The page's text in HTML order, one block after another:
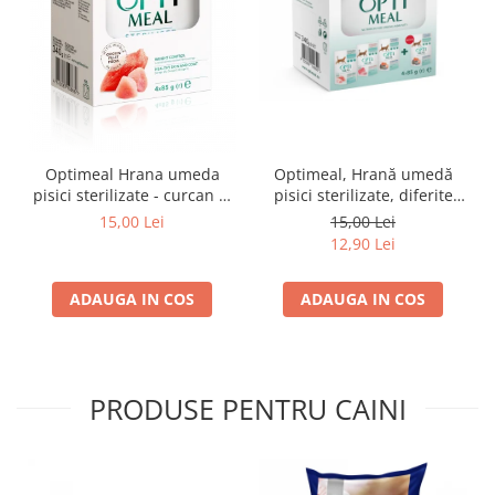
Optimeal Hrana umeda
pisici sterilizate - curcan si
pui in sos, set 3+1,
15,00 Lei
ADAUGA IN COS
Optimeal, Hrană umedă
pisici sterilizate, diferite
arome, (3+1), 0.34kg
15,00 Lei
12,90 Lei
ADAUGA IN COS
PRODUSE PENTRU CAINI